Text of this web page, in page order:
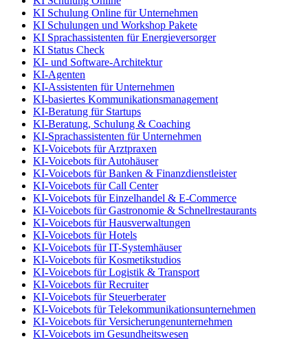
KI Schulung Online für Unternehmen
KI Schulungen und Workshop Pakete
KI Sprachassistenten für Energieversorger
KI Status Check
KI- und Software-Architektur
KI-Agenten
KI-Assistenten für Unternehmen
KI-basiertes Kommunikationsmanagement
KI-Beratung für Startups
KI-Beratung, Schulung & Coaching
KI-Sprachassistenten für Unternehmen
KI-Voicebots für Arztpraxen
KI-Voicebots für Autohäuser
KI-Voicebots für Banken & Finanzdienstleister
KI-Voicebots für Call Center
KI-Voicebots für Einzelhandel & E-Commerce
KI-Voicebots für Gastronomie & Schnellrestaurants
KI-Voicebots für Hausverwaltungen
KI-Voicebots für Hotels
KI-Voicebots für IT-Systemhäuser
KI-Voicebots für Kosmetikstudios
KI-Voicebots für Logistik & Transport
KI-Voicebots für Recruiter
KI-Voicebots für Steuerberater
KI-Voicebots für Telekommunikationsunternehmen
KI-Voicebots für Versicherungenunternehmen
KI-Voicebots im Gesundheitswesen